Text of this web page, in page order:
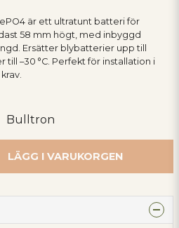
är ett ultratunt batteri för
58 mm högt, med inbyggd
Ersätter blybatterier upp till
till –30 °C. Perfekt för installation i
Bulltron
LÄGG I VARUKORGEN